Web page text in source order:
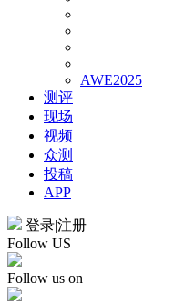
AWE2025
测评
现场
视频
众测
投稿
APP
登录|注册
Follow US
Follow us on